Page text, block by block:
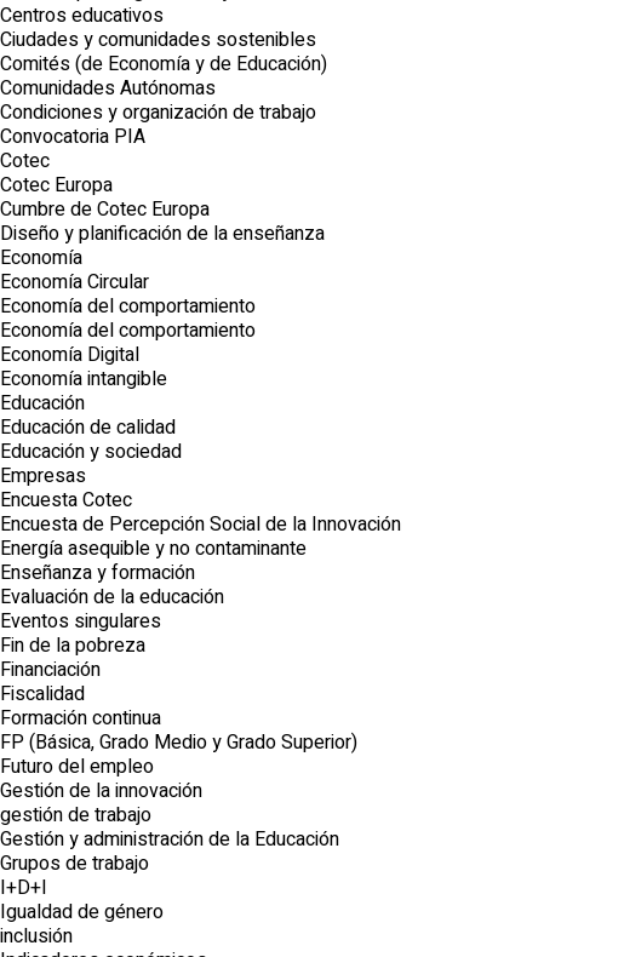
Centros educativos
Ciudades y comunidades sostenibles
Comités (de Economía y de Educación)
Comunidades Autónomas
Condiciones y organización de trabajo
Convocatoria PIA
Cotec
Cotec Europa
Cumbre de Cotec Europa
Diseño y planificación de la enseñanza
Economía
Economía Circular
Economía del comportamiento
Economía del comportamiento
Economía Digital
Economía intangible
Educación
Educación de calidad
Educación y sociedad
Empresas
Encuesta Cotec
Encuesta de Percepción Social de la Innovación
Energía asequible y no contaminante
Enseñanza y formación
Evaluación de la educación
Eventos singulares
Fin de la pobreza
Financiación
Fiscalidad
Formación continua
FP (Básica, Grado Medio y Grado Superior)
Futuro del empleo
Gestión de la innovación
gestión de trabajo
Gestión y administración de la Educación
Grupos de trabajo
I+D+I
Igualdad de género
inclusión